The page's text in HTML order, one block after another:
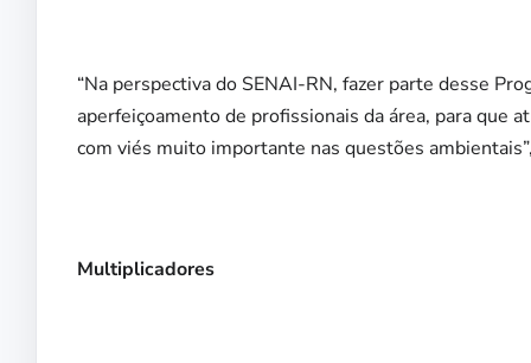
“Na perspectiva do SENAI-RN, fazer parte desse
aperfeiçoamento de profissionais da área, para que
com viés muito importante nas questões
Multiplicadores